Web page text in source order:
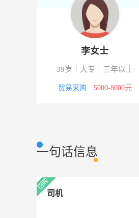
万顺叫车（网约车司机）
移动装维服务工程师
美容师 美容美发
李女士
39岁 大专 三年以上
贸易采购 5000-8000元
一句话信息
司机